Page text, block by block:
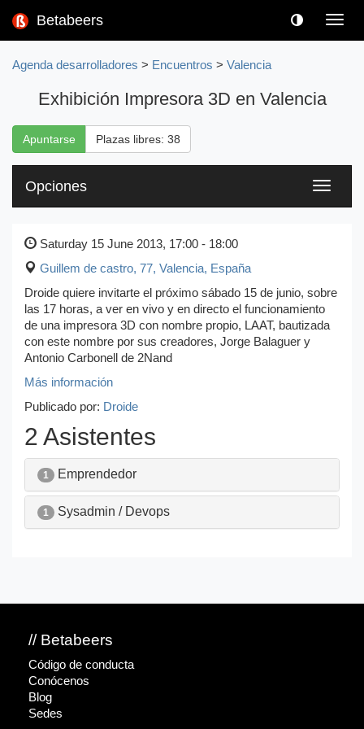
Betabeers
Agenda desarrolladores > Encuentros > Valencia
Exhibición Impresora 3D en Valencia
Apuntarse Plazas libres: 38
Toggle
Opciones
Saturday 15 June 2013, 17:00 - 18:00
Guillem de castro, 77, Valencia, España
Droide quiere invitarte el próximo sábado 15 de junio, sobre
las 17 horas, a ver en vivo y en directo el funcionamiento
de una impresora 3D con nombre propio, LAAT, bautizada
con este nombre por sus creadores, Jorge Balaguer y
Antonio Carbonell de 2Nand
Más información
Publicado por: Droide
2 Asistentes
1 Emprendedor
1 Sysadmin / Devops
// Betabeers
Código de conducta
Conócenos
Blog
Sedes